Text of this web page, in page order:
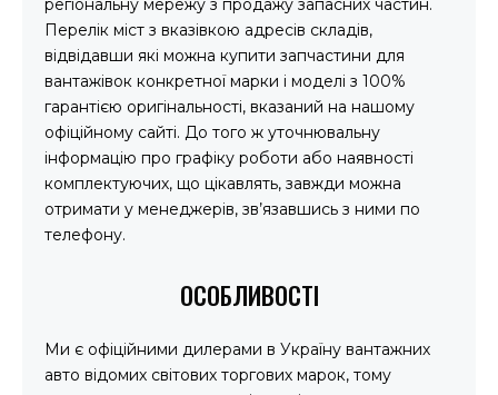
регіональну мережу з продажу запасних частин.
Перелік міст з вказівкою адресів складів,
відвідавши які можна купити запчастини для
вантажівок конкретної марки і моделі з 100%
гарантією оригінальності, вказаний на нашому
офіційному сайті. До того ж уточнювальну
інформацію про графіку роботи або наявності
комплектуючих, що цікавлять, завжди можна
отримати у менеджерів, зв’язавшись з ними по
телефону.
ОСОБЛИВОСТІ
Ми є офіційними дилерами в Україну вантажних
авто відомих світових торгових марок, тому